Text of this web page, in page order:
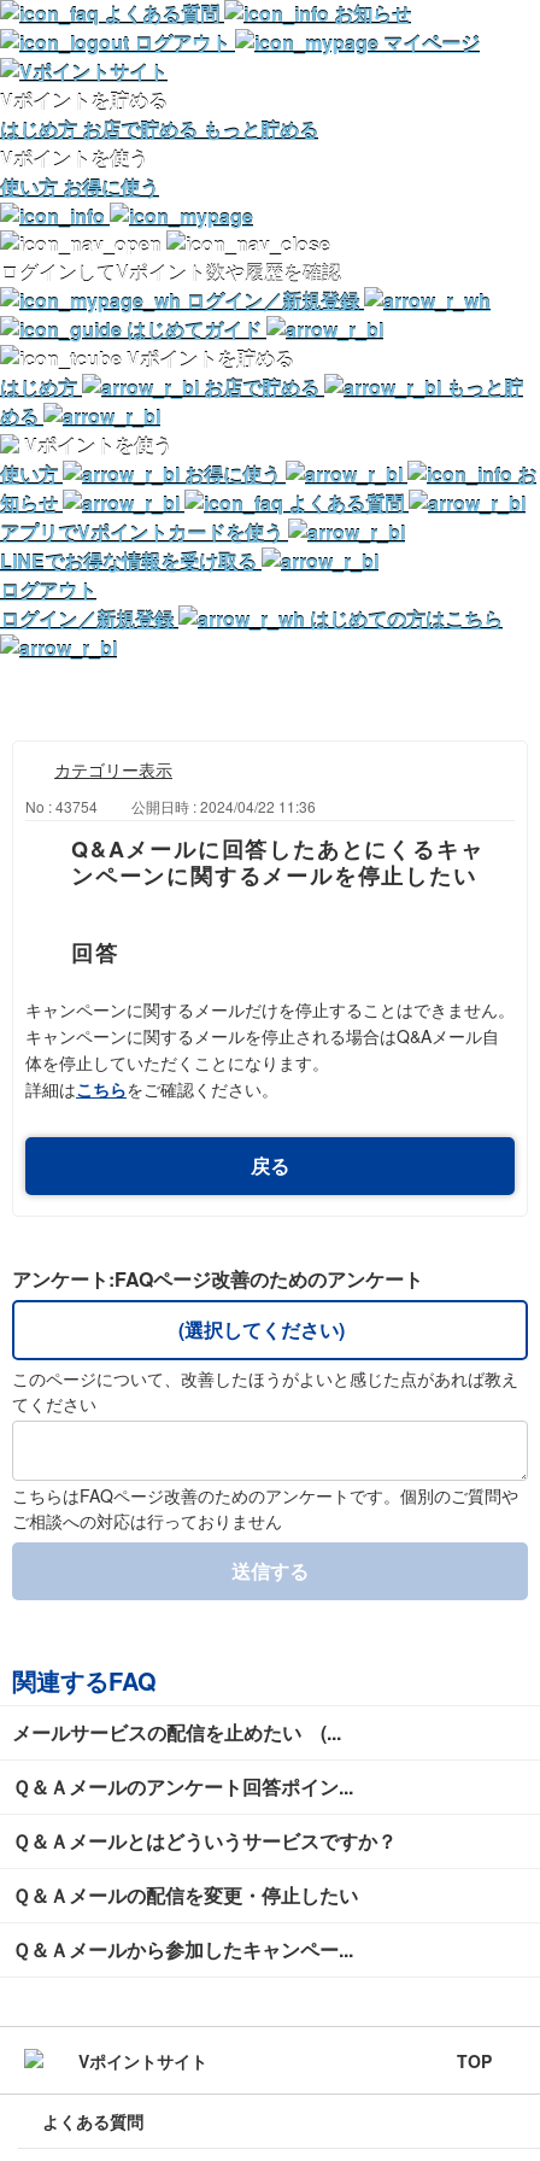
よくある質問
お知らせ
ログアウト
マイページ
Vポイントを貯める
はじめ方 お店で貯める もっと貯める
Vポイントを使う
使い方 お得に使う
ログインしてVポイント数や履歴を確認
ログイン／新規登録
はじめてガイド
Vポイントを貯める
はじめ方
お店で貯める
もっと貯
める
Vポイントを使う
使い方
お得に使う
お
知らせ
よくある質問
アプリでVポイントカードを使う
LINEでお得な情報を受け取る
ログアウト
ログイン／新規登録
はじめての方はこちら
カテゴリー表示
No : 43754 公開日時 : 2024/04/22 11:36
Q&Aメールに回答したあとにくるキャ
ンペーンに関するメールを停止したい
キャンペーンに関するメールだけを停止することはできません。
キャンペーンに関するメールを停止される場合はQ&Aメール自
体を停止していただくことになります。
詳細はこちらをご確認ください。
戻る
アンケート:FAQページ改善のためのアンケート
(選択してください)
このページについて、改善したほうがよいと感じた点があれば教え
てください
こちらはFAQページ改善のためのアンケートです。個別のご質問や
ご相談への対応は行っておりません
送信する
関連するFAQ
メールサービスの配信を止めたい (...
Ｑ＆Ａメールのアンケート回答ポイン...
Ｑ＆Ａメールとはどういうサービスですか？
Ｑ＆Ａメールの配信を変更・停止したい
Ｑ＆Ａメールから参加したキャンペー...
TOP
よくある質問